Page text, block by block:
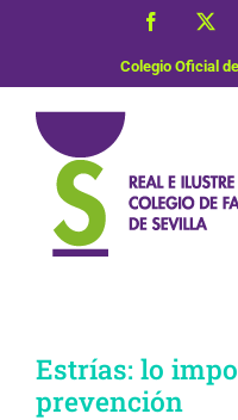
Facebook
Colegio Oficial
Estrías: lo
prevención